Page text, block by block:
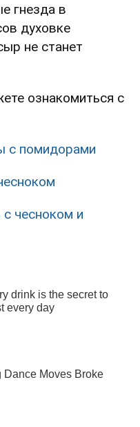
гнезда в
духовке
не станет
ознакомиться с
с помидорами
чесноком и